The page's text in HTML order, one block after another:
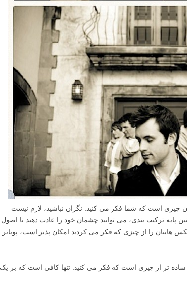
آن چیزی است که شما فکر می کنید. نگران نباشید، لازم نیست
پایه ترکیب بندی، می توانید چشمان خود را عادت دهید تا اصول
هایتان را از چیزی که فکر می کردید امکان پذیر است، پویاتر
ساده تر از چیزی است که فکر می کنید. تنها کافی است که بر یک